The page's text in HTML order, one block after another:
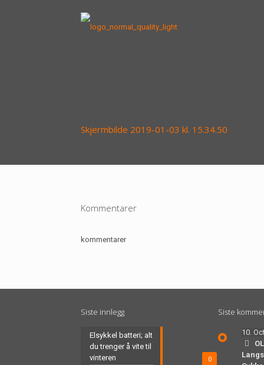
Skjermbilde 2019-01-03 kl. 15.34.50
Kommentarer
kommentarer
Siste innlegg
0
Elsykkel batteri; alt
du trenger å vite til
vinteren
Siste
10.